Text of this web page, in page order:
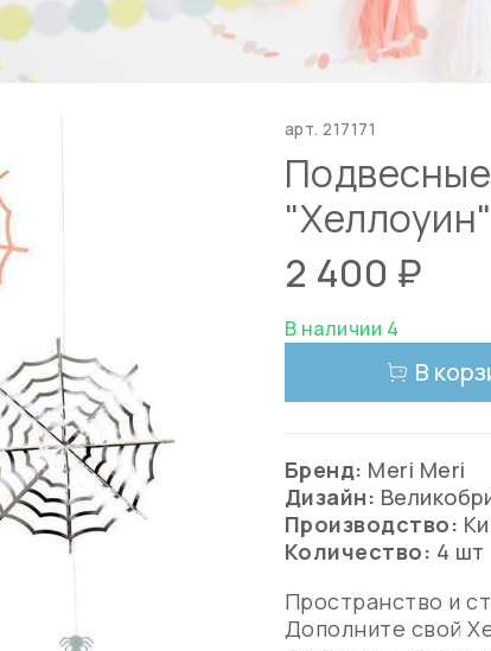
арт.217171
2 400 ₽
В наличии 4
В
Бренд: Meri Meri
Дизайн:
Производство:
Количество: 4 шт
Пространство и
Дополните свой